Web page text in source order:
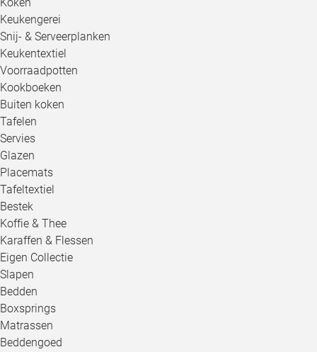
Keukengerei
Snij- & Serveerplanken
Keukentextiel
Voorraadpotten
Kookboeken
Buiten koken
Tafelen
Servies
Glazen
Placemats
Tafeltextiel
Bestek
Koffie & Thee
Karaffen & Flessen
Eigen Collectie
Slapen
Bedden
Boxsprings
Matrassen
Beddengoed